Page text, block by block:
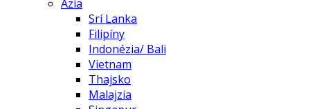
Ázia
Srí Lanka
Filipíny
Indonézia/ Bali
Vietnam
Thajsko
Malajzia